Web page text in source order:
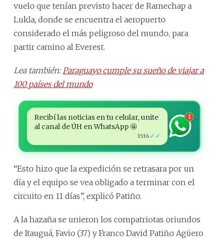
vuelo que tenían previsto hacer de Ramechap a
Lukla, donde se encuentra el aeropuerto
considerado el más peligroso del mundo, para
partir camino al Everest.
Lea también: Paraguayo cumple su sueño de viajar a
100 países del mundo
Recibí las noticias en tu celular, unite
al canal de ÚH en WhatsApp 🤩
15:16 ✓✓
1
“Esto hizo que la expedición se retrasara por un
día y el equipo se vea obligado a terminar con el
circuito en 11 días”, explicó Patiño.
A la hazaña se unieron los compatriotas oriundos
de Itauguá, Favio (37) y Franco David Patiño Agüero